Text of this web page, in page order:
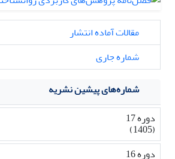
مقالات آماده انتشار
شماره جاری
شماره‌های پیشین نشریه
دوره 17
(1405)
دوره 16